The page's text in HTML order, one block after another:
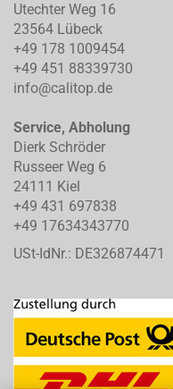
Utechter Weg 16
23564 Lübeck
+49 178 1009454
+49 451 88339730
info@calitop.de
Service, Abholung
Dierk Schröder
Russeer Weg 6
24111 Kiel
+49 431 697838
+49 17634343770
USt-IdNr.: DE326874471